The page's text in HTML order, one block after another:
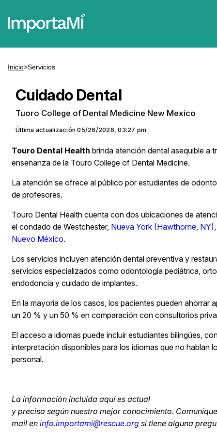
Inicio>Servicios
Cuidado Dental
Tuoro College of Dental Medicine New Mexico
Última actualización 05/26/2026, 03:27 pm
Touro Dental Health brinda atención dental asequible a
enseñanza de la Touro College of Dental Medicine.
La atención se ofrece al público por estudiantes de
de profesores.
Touro Dental Health cuenta con dos ubicaciones de
el condado de Westchester, Nueva York (Hawthorne, NY)
Nuevo México.
Los servicios incluyen atención dental preventiva y
servicios especializados como odontología pediátrica,
endodoncia y cuidado de implantes.
En la mayoría de los casos, los pacientes pueden ahorrar
un 20 % y un 50 % en comparación con consultorios
El acceso a idiomas puede incluir estudiantes bilingües,
interpretación disponibles para los idiomas que no hablan
personal.
La información incluida aquíes actual
y precisa según nuestro mejor conocimiento.
mail en info.importami@rescue.org si tiene alguna